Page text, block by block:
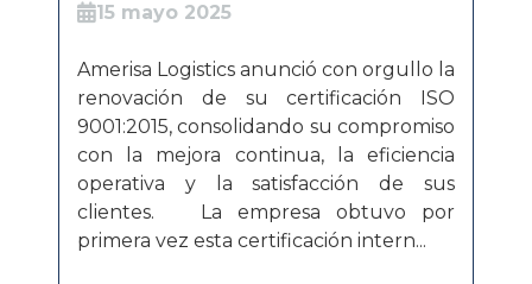
15 mayo 2025
Amerisa Logistics anunció con orgullo la
renovación de su certificación ISO
9001:2015, consolidando su compromiso
con la mejora continua, la eficiencia
operativa y la satisfacción de sus
clientes. La empresa obtuvo por
primera vez esta certificación intern...